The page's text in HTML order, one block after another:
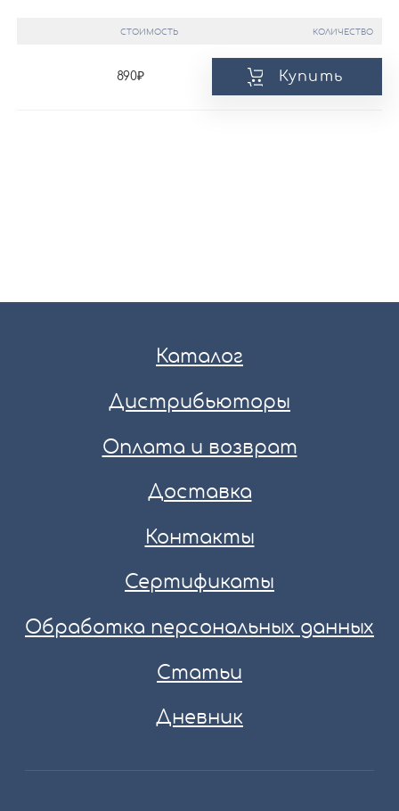
СТОИМОСТЬ КОЛИЧЕСТВО
890 Купить
Каталог
Дистрибьюторы
Оплата и возврат
Доставка
Контакты
Сертификаты
Обработка персональных данных
Статьи
Дневник